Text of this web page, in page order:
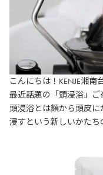
こんにちは！KENJE湘南
最近話題の「頭浸浴」ご
頭浸浴とは額から頭皮
浸すという新しいかたち